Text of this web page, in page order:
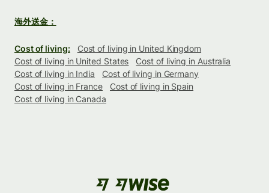
海外送金：
Cost of living:
Cost of living in United Kingdom
Cost of living in United States
Cost of living in Australia
Cost of living in India
Cost of living in Germany
Cost of living in France
Cost of living in Spain
Cost of living in Canada